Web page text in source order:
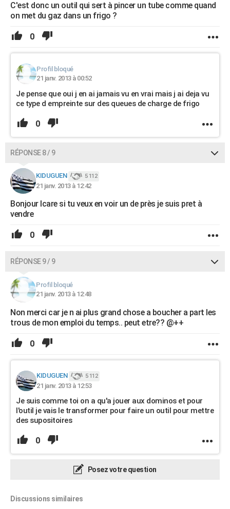
C'est donc un outil qui sert à pincer un tube comme quand
on met du gaz dans un frigo ?
0
Profil bloqué
21 janv. 2013 à 00:52
Je pense que oui j en ai jamais vu en vrai mais j ai deja vu
ce type d empreinte sur des queues de charge de frigo
0
RÉPONSE 8 / 9
KIDUGUEN 5 112
21 janv. 2013 à 12:42
Bonjour Icare si tu veux en voir un de près je suis pret à
vendre
0
RÉPONSE 9 / 9
Profil bloqué
21 janv. 2013 à 12:48
Non merci car je n ai plus grand chose a boucher a part les
trous de mon emploi du temps.. peut etre?? @++
0
KIDUGUEN 5 112
21 janv. 2013 à 12:53
Je suis comme toi on a qu'a jouer aux dominos et pour
l'outil je vais le transformer pour faire un outil pour mettre
des supositoires
0
Posez votre question
Discussions similaires